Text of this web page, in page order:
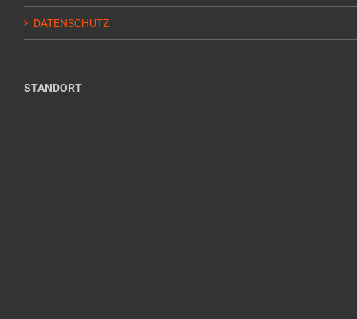
DATENSCHUTZ
STANDORT